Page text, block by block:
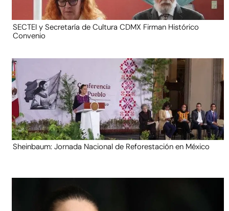
SECTEI y Secretaría de Cultura CDMX Firman Histórico
Convenio
Sheinbaum: Jornada Nacional de Reforestación en México